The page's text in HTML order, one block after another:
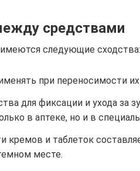
средствами
следующие сходства:
при переносимости
для фиксации и ухода за
в аптеке, но и в
кремов и таблеток
месте.